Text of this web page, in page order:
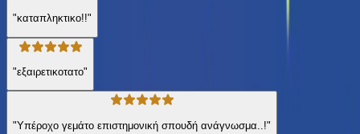
"καταπληκτικο!!"
"εξαιρετικοτατο"
"Υπέροχο γεμάτο επιστημονική σπουδή ανάγνωσμα..!"